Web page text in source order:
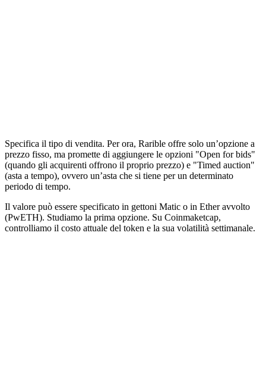
Specifica il tipo di vendita. Per ora, Rarible offre solo un’opzione a
prezzo fisso, ma promette di aggiungere le opzioni "Open for bids"
(quando gli acquirenti offrono il proprio prezzo) e "Timed auction"
(asta a tempo), ovvero un’asta che si tiene per un determinato
periodo di tempo.
Il valore può essere specificato in gettoni Matic o in Ether avvolto
(PwETH). Studiamo la prima opzione. Su Coinmaketcap,
controlliamo il costo attuale del token e la sua volatilità settimanale.